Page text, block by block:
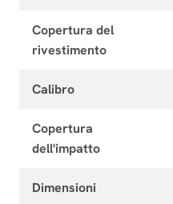
Copertura del
rivestimento
Calibro
Copertura
dell'impatto
Dimensioni